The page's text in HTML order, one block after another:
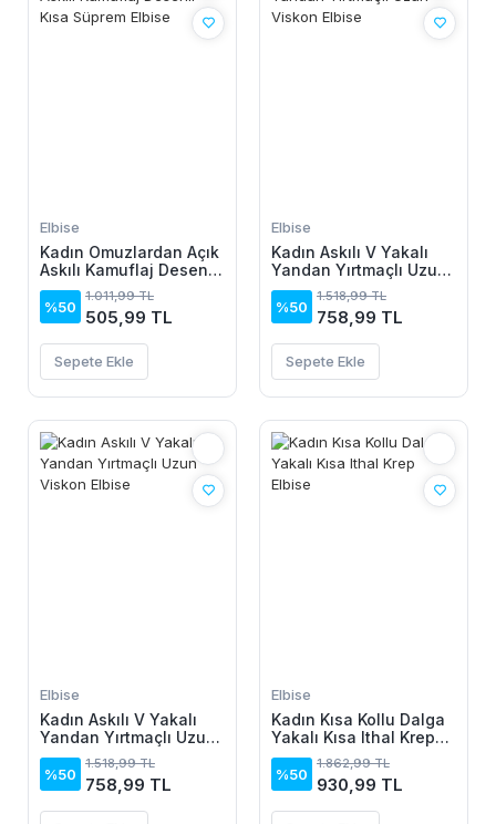
Elbise
Kadın Omuzlardan Açık
Askılı Kamuflaj Desenli
Kısa Süprem Elbise
%50
1.011,99 TL
505,99 TL
Sepete Ekle
Elbise
Kadın Askılı V Yakalı
Yandan Yırtmaçlı Uzun
Viskon Elbise
%50
1.518,99 TL
758,99 TL
Sepete Ekle
Elbise
Kadın Askılı V Yakalı
Yandan Yırtmaçlı Uzun
Viskon Elbise
%50
1.518,99 TL
758,99 TL
Elbise
Kadın Kısa Kollu Dalga
Yakalı Kısa Ithal Krep
Elbise
%50
1.862,99 TL
930,99 TL